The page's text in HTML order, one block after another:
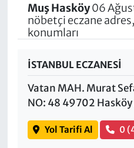
Muş Hasköy06
nöbetçi eczane
konumları
İSTANBUL ECZANESİ
Vatan MAH. Murat
NO: 48 49702 Hasköy
Yol Tarifi Al 0